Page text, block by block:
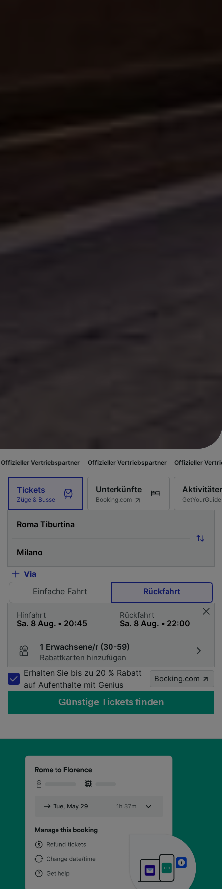
Offizieller Vertriebspartner Offizieller Vertriebspartner
Tickets
Züge & Busse
Unterkünfte
Booking.com GetYourGuide
Via
Einfache Fahrt
Rückfahrt
Hinfahrt Rückfahrt
1 Erwachsene/r (30-59)
Rabattkarten hinzufügen
Erhalten Sie bis zu 20 % Rabatt
auf Aufenthalte mit Genius
Booking.com
Günstige Tickets finden